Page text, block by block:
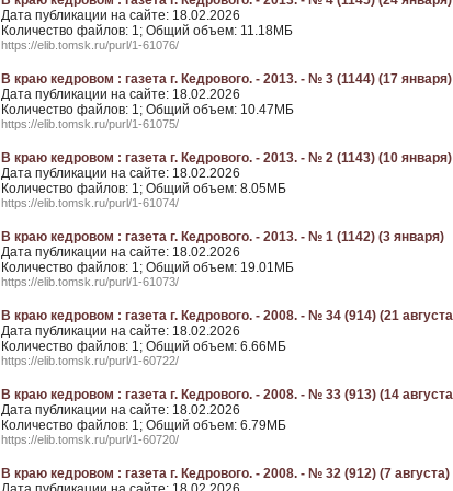
Дата публикации на сайте: 18.02.2026
Количество файлов: 1; Общий объем: 11.18МБ
https://elib.tomsk.ru/purl/1-61076/
В краю кедровом : газета г. Кедрового. - 2013. - № 3 (1144) (17 января)
Дата публикации на сайте: 18.02.2026
Количество файлов: 1; Общий объем: 10.47МБ
https://elib.tomsk.ru/purl/1-61075/
В краю кедровом : газета г. Кедрового. - 2013. - № 2 (1143) (10 января)
Дата публикации на сайте: 18.02.2026
Количество файлов: 1; Общий объем: 8.05МБ
https://elib.tomsk.ru/purl/1-61074/
В краю кедровом : газета г. Кедрового. - 2013. - № 1 (1142) (3 января)
Дата публикации на сайте: 18.02.2026
Количество файлов: 1; Общий объем: 19.01МБ
https://elib.tomsk.ru/purl/1-61073/
В краю кедровом : газета г. Кедрового. - 2008. - № 34 (914) (21
Дата публикации на сайте: 18.02.2026
Количество файлов: 1; Общий объем: 6.66МБ
https://elib.tomsk.ru/purl/1-60722/
В краю кедровом : газета г. Кедрового. - 2008. - № 33 (913) (14
Дата публикации на сайте: 18.02.2026
Количество файлов: 1; Общий объем: 6.79МБ
https://elib.tomsk.ru/purl/1-60720/
В краю кедровом : газета г. Кедрового. - 2008. - № 32 (912) (7 августа)